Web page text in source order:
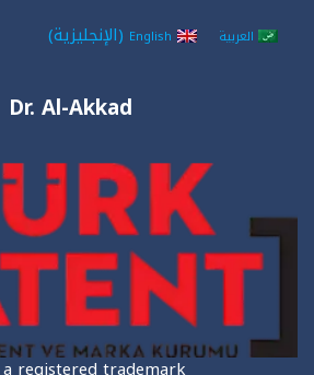
العربية English
(الإنجليزية)
Dr. Al-Akkad